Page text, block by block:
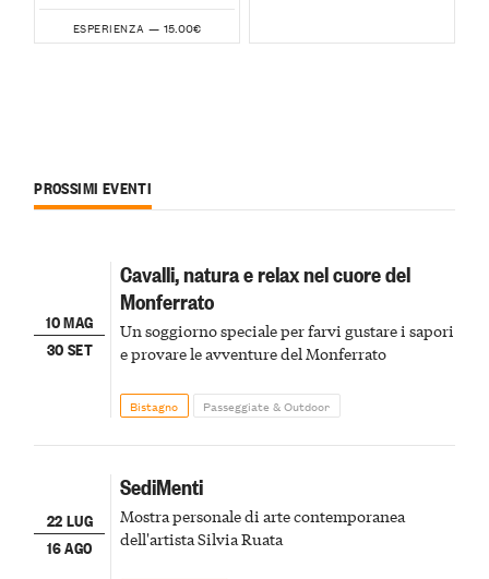
ESPERIENZA — 15.00€
PROSSIMI EVENTI
10 MAG
30 SET
Cavalli, natura e relax nel cuore del
Monferrato
Un soggiorno speciale per farvi gustare i sapori
e provare le avventure del Monferrato
Bistagno Passeggiate & Outdoor
22 LUG
16 AGO
SediMenti
Mostra personale di arte contemporanea
dell'artista Silvia Ruata